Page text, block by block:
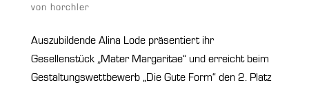
von horchler
Auszubildende Alina Lode präsentiert ihr
Gesellenstück „Mater Margaritae“ und erreicht beim
Gestaltungswettbewerb „Die Gute Form“ den 2. Platz